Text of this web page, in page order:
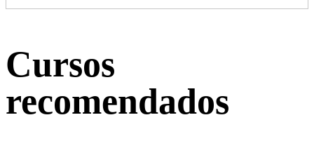
Cursos
recomendados